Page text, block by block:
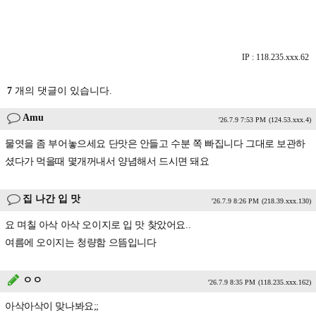
IP : 118.235.xxx.62
7 개의 댓글이 있습니다.
Amu '26.7.9 7:53 PM (124.53.xxx.4)
물엿을 좀 부어놓으세요 단맛은 안들고 수분 쪽 빠집니다 그대로 보관하
셨다가 먹을때 몇개꺼내서 양념해서 드시면 돼요
집 나간 입 맛 '26.7.9 8:26 PM (218.39.xxx.130)
요 며칠 아삭 아삭 오이지로 입 맛 찾았어요..
여름에 오이지는 청량함 으뜸입니다
ㅇㅇ '26.7.9 8:35 PM (118.235.xxx.162)
아삭아삭이 맞나봐요;;